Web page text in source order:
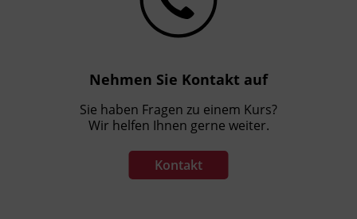
Nehmen Sie Kontakt auf
Sie haben Fragen zu einem Kurs?
Wir helfen Ihnen gerne weiter.
Kontakt